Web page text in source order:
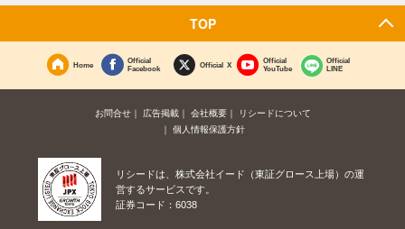
TOP
Home
Official
Facebook
Official X
Official
YouTube
Official
LINE
お問合せ 広告掲載 会社概要
リシードについて
個人情報保護方針
リシードは、株式会社イード（東証グロース上場）の運
営するサービスです。
証券コード：6038